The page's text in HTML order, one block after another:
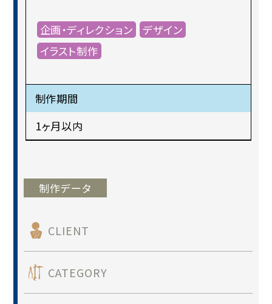
企画・ディレクション
デザイン
イラスト制作
制作期間
1ヶ月以内
制作データ
CLIENT
CATEGORY